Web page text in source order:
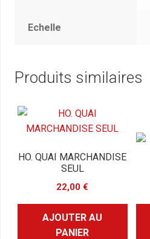
Echelle
Produits similaires
HO. QUAI MARCHANDISE
SEUL
22,00€
AJOUTER AU
PANIER